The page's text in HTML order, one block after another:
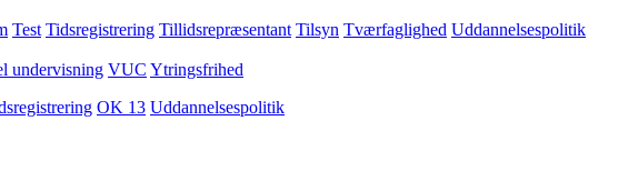
Test Tidsregistrering Tillidsrepræsentant Tilsyn Tværfaglighed Uddannelsespolitik
undervisning VUC Ytringsfrihed
OK 13 Uddannelsespolitik